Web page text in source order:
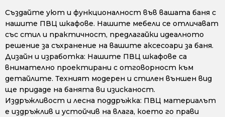
Създайте уют и функционалност във вашата баня с
нашите ПВЦ шкафове. Нашите мебели се отличават
със стил и практичност, предлагайки идеалното
решение за съхранение на вашите аксесоари за баня.
Дизайн и изработка: Нашите ПВЦ шкафове са
внимателно проектирани с отговорност към
детайлите. Техният модерен и стилен външен вид
ще придаде на банята ви изисканост.
Издръжливост и лесна поддръжка: ПВЦ материалът
е издръжлив и устойчив на влага, което го прави